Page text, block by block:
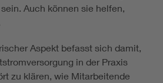
Auch können sie helfen,
Aspekt befasst sich damit,
in der Praxis
zu klären, wie Mitarbeitende